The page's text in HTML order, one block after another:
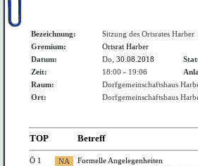
Bezeichnung:
Sitzung des Ortsrates Harber
Gremium:
Ortsrat Harber
Datum:
Do, 30.08.2018
Zeit:
18:00 - 19:06
Raum:
Dorfgemeinschaftshaus
Ort:
Dorfgemeinschaftshaus
TOP Betreff
Ö 1
Formelle Angelegenheiten